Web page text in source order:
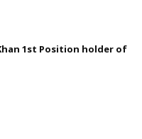
Khan 1st Position holder of